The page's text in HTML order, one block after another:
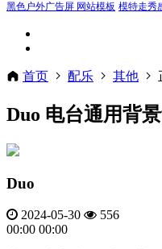
黑色户外广告屏 网站模板 模特走秀
首页 配乐 其他
Duo 电台通用背
Duo
2024-05-30
556
00:00 00:00